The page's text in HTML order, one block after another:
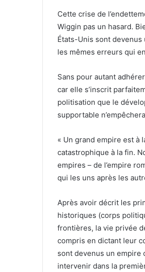
Cette crise de
Wiggin pas un hasard.
États-Unis sont
les mêmes erreurs qui
Sans pour autant
car elle s’inscrit
politisation que le
supportable
« Un grand empire est à
catastrophique à la fin.
empires – de l’empire
qui les uns après les
Après avoir décrit les
historiques (corps
frontières, la vie privée
compris en dictant leur
sont devenus un empire
intervenir dans la